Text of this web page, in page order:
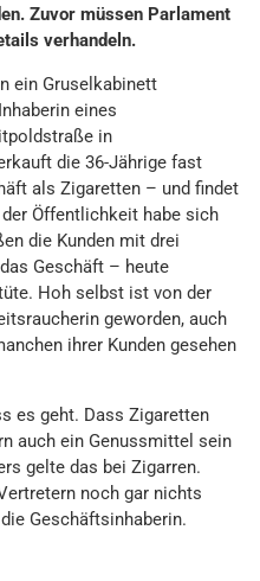
Zuvor müssen Parlament
verhandeln.
ein Gruselkabinett
eines
in
die 36-Jährige fast
als Zigaretten – und findet
Öffentlichkeit habe sich
die Kunden mit drei
Geschäft – heute
Hoh selbst ist von der
geworden, auch
ihrer Kunden gesehen
es geht. Dass Zigaretten
auch ein Genussmittel sein
gelte das bei Zigarren.
noch gar nichts
Geschäftsinhaberin.